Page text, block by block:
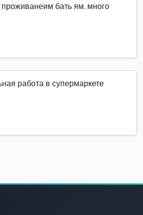
проживанеим бать ям. много
работа в супермаркете